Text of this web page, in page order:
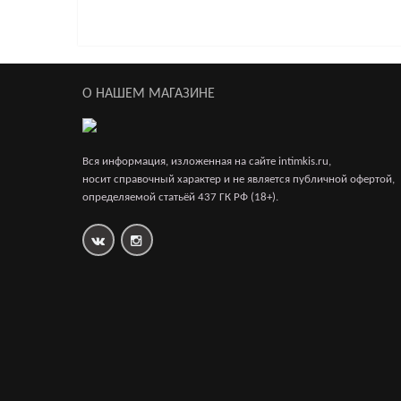
Презервативы Luxe Maxima Гавайский Кактус
6 194р.
Презервативы Luxe Maxima Аризонский
6 194р.
О НАШЕМ МАГАЗИНЕ
Вся информация, изложенная на сайте intimkis.ru,
носит справочный характер и не является публичной офертой,
определяемой статьёй 437 ГК РФ (18+).